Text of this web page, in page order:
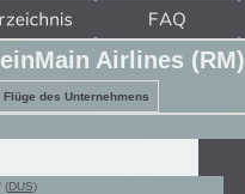
Airlines (RM)
Flüge des Unternehmens
(DUS)